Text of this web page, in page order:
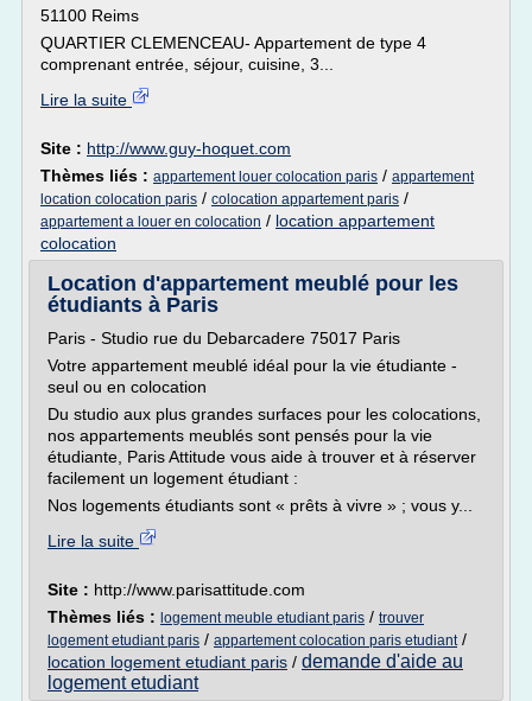
51100 Reims
QUARTIER CLEMENCEAU- Appartement de type 4
comprenant entrée, séjour, cuisine, 3...
Lire la suite
Site : http://www.guy-hoquet.com
Thèmes liés : appartement louer colocation paris / appartement
location colocation paris / colocation appartement paris /
appartement a louer en colocation / location appartement
colocation
Location d'appartement meublé pour les
étudiants à Paris
Paris - Studio rue du Debarcadere 75017 Paris
Votre appartement meublé idéal pour la vie étudiante -
seul ou en colocation
Du studio aux plus grandes surfaces pour les colocations,
nos appartements meublés sont pensés pour la vie
étudiante, Paris Attitude vous aide à trouver et à réserver
facilement un logement étudiant :
Nos logements étudiants sont « prêts à vivre » ; vous y...
Lire la suite
Site : http://www.parisattitude.com
Thèmes liés : logement meuble etudiant paris / trouver
logement etudiant paris / appartement colocation paris etudiant/
location logement etudiant paris / demande d'aide au
logement etudiant